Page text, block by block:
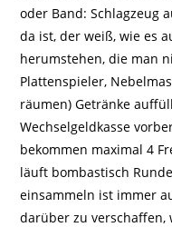
oder Band: Schlagzeug
da ist, der weiß, wie es
herumstehen, die man
Plattenspieler,
räumen) Getränke
Wechselgeldkasse
bekommen maximal 4
läuft bombastisch
einsammeln ist immer
darüber zu verschaffen,